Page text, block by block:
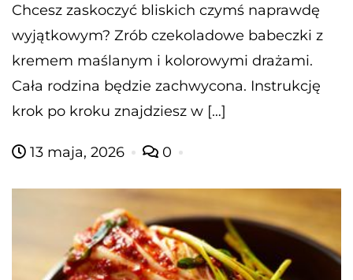
Chcesz zaskoczyć bliskich czymś naprawdę
wyjątkowym? Zrób czekoladowe babeczki z
kremem maślanym i kolorowymi drażami.
Cała rodzina będzie zachwycona. Instrukcję
krok po kroku znajdziesz w […]
13 maja, 2026 0